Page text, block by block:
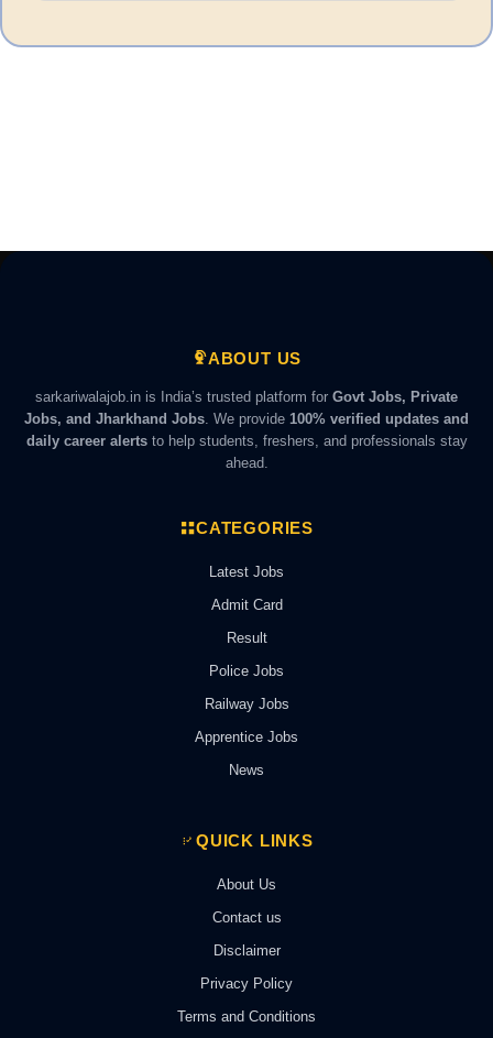
ABOUT US
sarkariwalajob.in is India’s trusted platform for Govt Jobs, Private
Jobs, and Jharkhand Jobs . We provide 100% verified updates and
daily career alertsto help students, freshers, and professionals stay
ahead.
CATEGORIES
Latest Jobs
Admit Card
Result
Police Jobs
Railway Jobs
Apprentice Jobs
News
QUICK LINKS
About Us
Contact us
Disclaimer
Privacy Policy
Terms and Conditions